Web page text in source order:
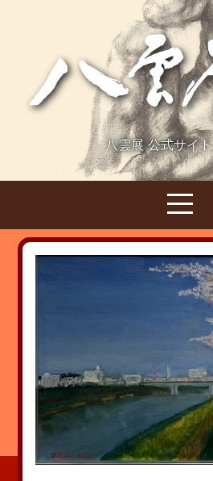
八雲展 公式サイト